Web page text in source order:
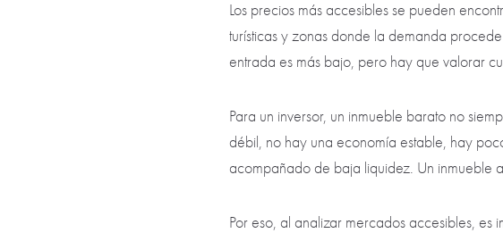
Los precios más accesibles se pueden
turísticas y zonas donde la demanda
entrada es más bajo, pero hay que valorar
Para un inversor, un inmueble barato no
débil, no hay una economía estable, hay
acompañado de baja liquidez. Un inmueble
Por eso, al analizar mercados accesibles, es